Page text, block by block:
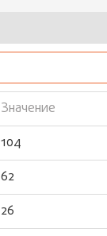
Значение
104
62
26